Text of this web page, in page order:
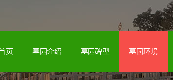
页 墓园介绍 墓园碑型 墓园环境